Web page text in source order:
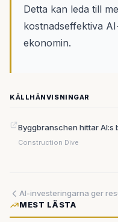
Detta kan leda till
kostnadseffektiva
ekonomin.
KÄLLHÄNVISNINGAR
Byggbranschen hittar
Construction Dive
MEST LÄSTA